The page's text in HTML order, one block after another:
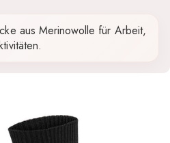
aus Merinowolle für Arbeit,